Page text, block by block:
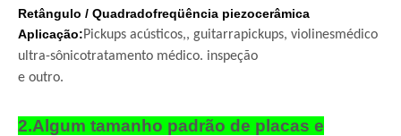
Retângulo / Quadradofreqüência piezocerâmica
Aplicação:Pickups acústicos,, guitarrapickups, violinesmédico
ultra-sônicotratamento médico. inspeção
e outro.
2.Algum tamanho padrão de placas e